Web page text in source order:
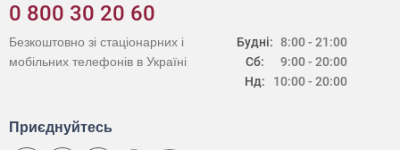
0 800 30 20 60
Будні:
Сб:
Нд:
8:00 - 21:00
9:00 - 20:00
10:00 - 20:00
Безкоштовно зі стаціонарних і
мобільних телефонів в Україні
Приєднуйтесь